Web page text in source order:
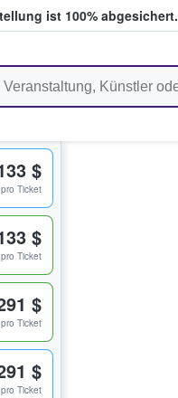
ist 100% abgesichert.
$
pro Ticket
$
pro Ticket
$
pro Ticket
$
pro Ticket